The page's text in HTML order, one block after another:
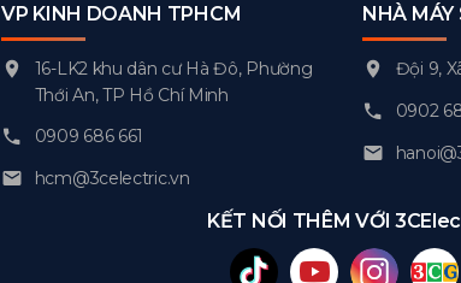
VP KINH DOANH TPHCM
16-LK2 khu dân cư Hà Đô, Phường
Thới An, TP Hồ Chí Minh
0909 686 661
hcm@3celectric.vn
NHÀ MÁY
Đội 9,
0902
KẾT NỐI THÊM VỚI